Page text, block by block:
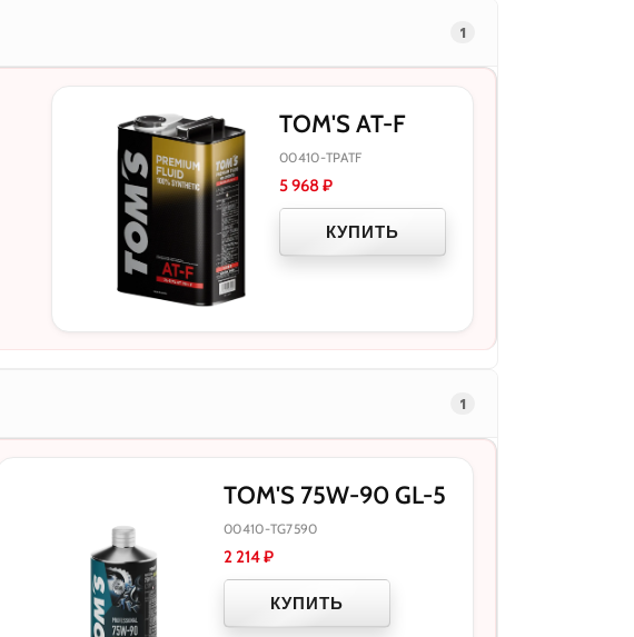
1
TOM'S AT-F
00410-TPATF
5 968₽
КУПИТЬ
1
TOM'S 75W-90 GL-5
00410-TG7590
2 214₽
КУПИТЬ